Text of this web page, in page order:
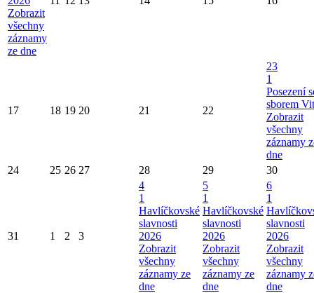
Zobrazit
všechny
záznamy
ze dne
17 18 19 20 21 22
23
1
Posezení
sborem
Zobrazit
všechny
záznamy
dne
24
25 26 27 28 29 30
31 1 2 3
4
1
Havlíčkovské
slavnosti
2026
Zobrazit
všechny
záznamy ze
dne
5
1
Havlíčkovské
slavnosti
2026
Zobrazit
všechny
záznamy ze
dne
6
1
slavnosti
2026
Zobrazit
všechny
záznamy
dne